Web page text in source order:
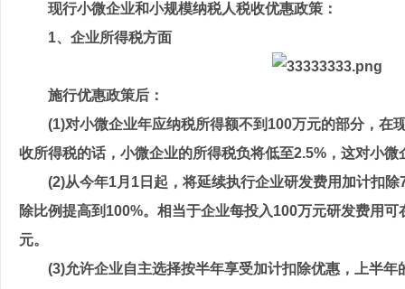
现行小微企业和小规模纳税人税收优惠政策：
1、企业所得税方面
施行优惠政策后：
(1)对小微企业年应纳税所得额不到100万元的部分，在
收所得税的话，小微企业的所得税负将低至2.5%，这对小
(2)从今年1月1日起，将延续执行企业研发费用加计扣除
除比例提高到100%。相当于企业每投入100万元研发费用
元。
(3)允许企业自主选择按半年享受加计扣除优惠，上半年